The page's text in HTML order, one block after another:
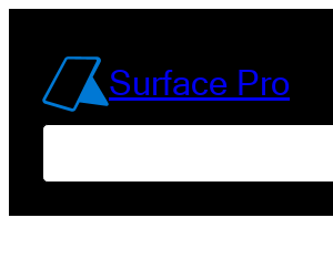
содержимомуSurface Pro